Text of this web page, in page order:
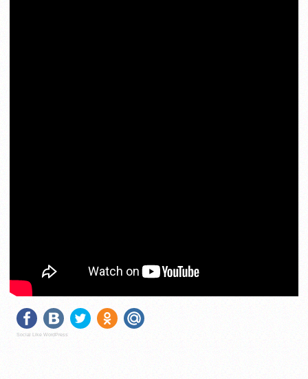
Social Like WordPress